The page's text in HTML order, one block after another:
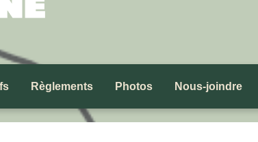
Règlements Photos Nous-joindre